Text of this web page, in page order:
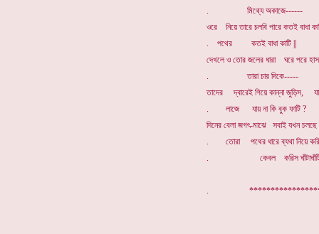
. মিথ্যে অকাজে------
ওরে নিয়ে তারে চলবি পারে কতই বাধা
. পথের কতই বাধা কাটি ||
দেখলে ও তোর জলের ধারা ঘরে পরে
. তারা চার দিকে-----
তাদের দ্বারেই গিয়ে কান্না জুড়িস,
. লাজে যায় না কি বুক ফাটি ?
দিনের বেলা জগৎ-মাঝে সবাই যখন
. তোরা পথের ধারে ব্যথা নিয়ে করিস
. কেবল করিস ঘাঁটাঘাঁটি
.